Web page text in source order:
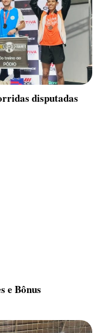
disputadas
e Bônus